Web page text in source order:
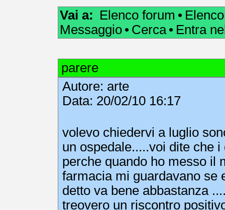
Vai a: Elenco forum •
Messaggio • Cerca • Entra
parere
Autore: arte
Data: 20/02/10 16:17
volevo chiedervi a luglio
un ospedale.....voi dite che
perche quando ho messo il
farmacia mi guardavano se
detto va bene abbastanza
treovero un riscontro